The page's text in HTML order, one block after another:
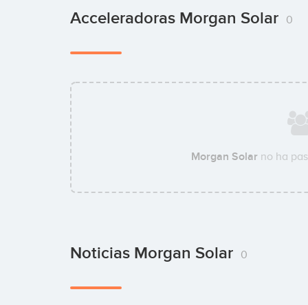
Acceleradoras Morgan Solar 0
Morgan Solar no ha
Noticias Morgan Solar 0